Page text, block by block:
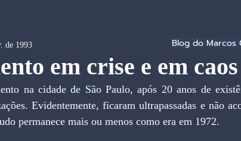
em crise e em caos
de 1993
na cidade de São Paulo, após 20 anos de
Evidentemente, ficaram ultrapassadas e não
permanece mais ou menos como era em 1972.
Blog do Marcos